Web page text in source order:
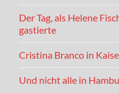
Der Tag, als Helene
gastierte
Cristina Branco in
Und nicht alle in